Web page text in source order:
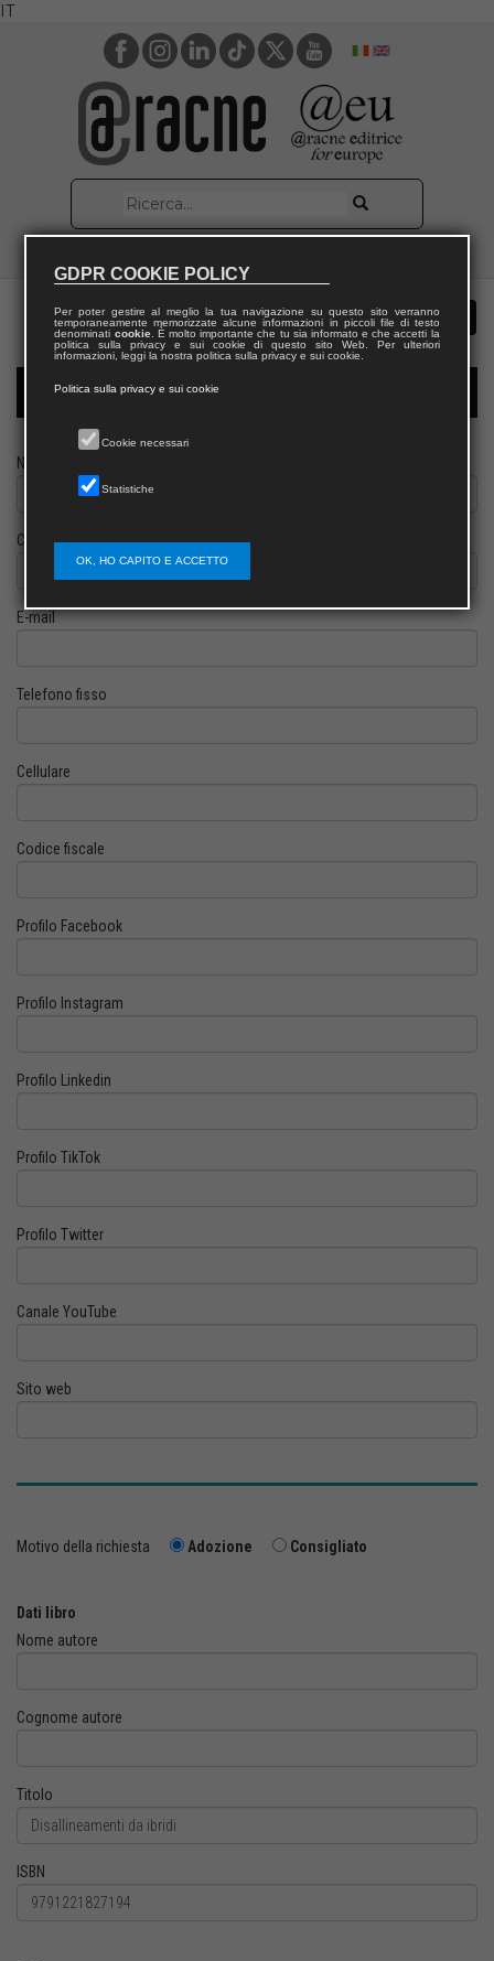
IT
Modulo richiesta saggio docente
Nome
Cognome
E-mail
Telefono fisso
Cellulare
Codice fiscale
Profilo Facebook
Profilo Instagram
Profilo Linkedin
Profilo TikTok
Profilo Twitter
Canale YouTube
Sito web
Motivo della richiesta Adozione Consigliato
Dati libro
Nome autore
Cognome autore
Titolo
ISBN
GDPR COOKIE POLICY
Per poter gestire al meglio la tua navigazione su questo sito verranno
temporaneamente memorizzate alcune informazioni in piccoli file di testo
denominati cookie. È molto importante che tu sia informato e che accetti la
politica sulla privacy e sui cookie di questo sito Web. Per ulteriori
informazioni, leggi la nostra politica sulla privacy e sui cookie.
Politica sulla privacy e sui cookie
Cookie necessari
Statistiche
OK, HO CAPITO E ACCETTO